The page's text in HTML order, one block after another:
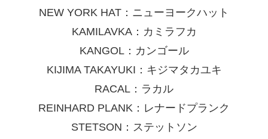
NEW YORK HAT：ニューヨークハット
KAMILAVKA：カミラフカ
KANGOL：カンゴール
KIJIMA TAKAYUKI：キジマタカユキ
RACAL：ラカル
REINHARD PLANK：レナードプランク
STETSON：ステットソン